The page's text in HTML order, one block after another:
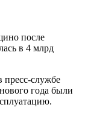
после
в 4 млрд
пресс-службе
года были